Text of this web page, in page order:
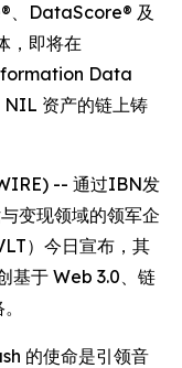
、DataScore® 及
，即将在
Data
资产的链上铸
-- 通过IBN发
变现领域的领军企
）今日宣布，其
基于 Web 3.0、链
的使命是引领音